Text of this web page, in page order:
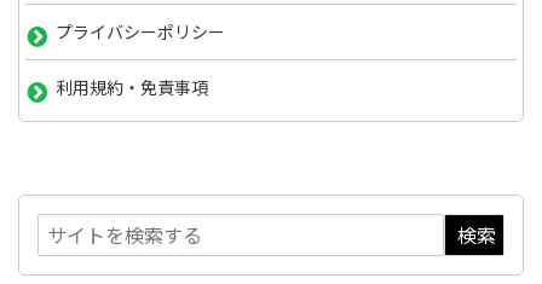
プライバシーポリシー
利用規約・免責事項